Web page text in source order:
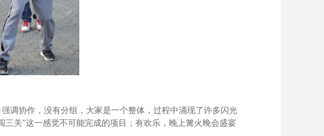
调协作，没有分组，大家是一个整体，过程中涌现了许多闪光
关”这一感觉不可能完成的项目；有欢乐，晚上篝火晚会盛宴